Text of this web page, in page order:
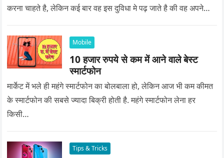
करना चाहते है, लेकिन कई बार वह इस दुविधा मे पढ़ जाते है की वह अपने
Mobile
10 हजार रुपये से कम में आने वाले बेस्ट
स्मार्टफोन
मार्केट में भले ही महंगे स्मार्टफोन का बोलबाला हो, लेकिन आज भी कम कीमत
के स्मार्टफोन की सबसे ज्यादा बिक्री होती है. महंगे स्मार्टफोन लेना हर
किसी…
Tips & Tricks